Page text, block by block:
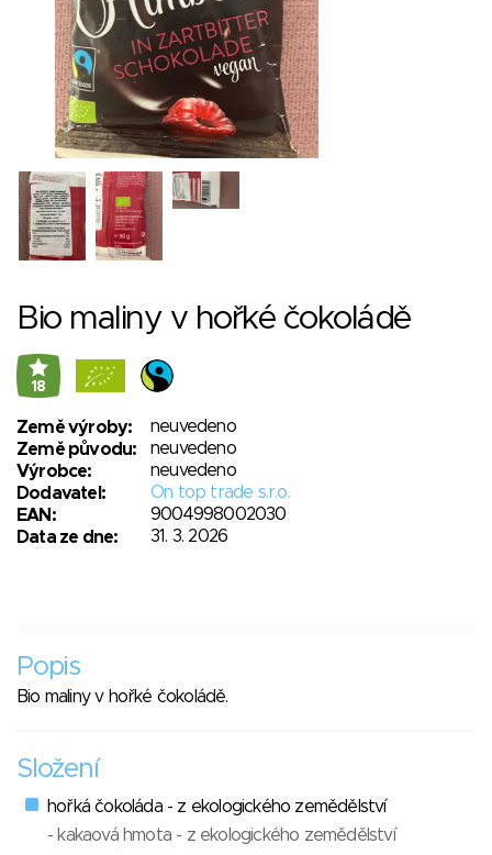
Bio maliny v hořké čokoládě
18
Země výroby:
neuvedeno
Země původu:
neuvedeno
Výrobce:
neuvedeno
Dodavatel:
On top trade s.r.o.
EAN:
9004998002030
Data ze dne:
31. 3. 2026
Popis
Bio maliny v hořké čokoládě.
Složení
hořká čokoláda - z ekologického zemědělství
- kakaová hmota - z ekologického zemědělství